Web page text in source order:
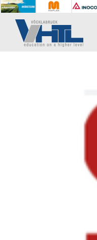
Zum
Inhalt
springen